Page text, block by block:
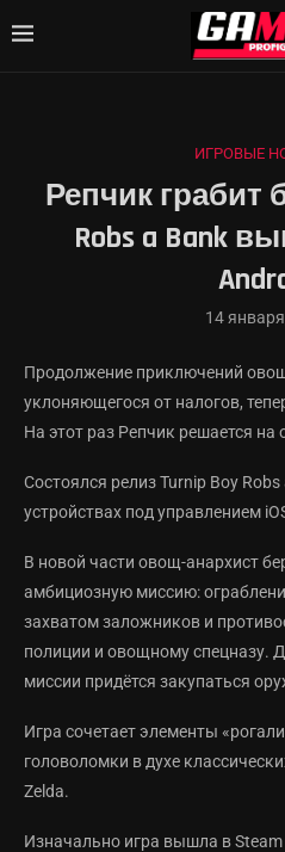
ИГРОВЫЕ
Репчик грабит
Robs a Bank
14
Продолжение приключений
уклоняющегося от налогов,
На этот раз Репчик решается на
Состоялся релиз Turnip Boy
устройствах под управлением
В новой части овощ-анархист
амбициозную миссию:
захватом заложников и
полиции и овощному спецназу.
миссии придётся закупаться
Игра сочетает элементы
головоломки в духе
Zelda.
Изначально игра вышла в